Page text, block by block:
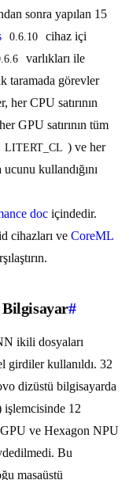
sonra yapılan 15
0.6.10
cihaz içi
varlıkları ile
taramada görevler
her CPU satırının
GPU satırının tüm
LITERT_CL ) ve her
kullandığını
doc içindedir.
cihazları ve CoreML
Bilgisayar#
ikili dosyaları
girdiler kullanıldı. 32
dizüstü bilgisayarda
12
ve Hexagon NPU
Bu
masaüstü